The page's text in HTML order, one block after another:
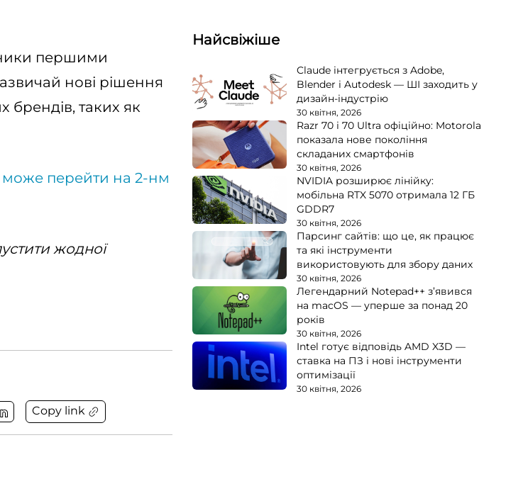
першими
нові рішення
брендів, таких як
перейти на 2-нм
жодної
Copy link
Найсвіжіше
Claude інтегрується з Adobe,
Blender і Autodesk — ШІ заходить у
дизайн-індустрію
30 квітня, 2026
Razr 70 і 70 Ultra офіційно: Motorola
показала нове покоління
складаних смартфонів
30 квітня, 2026
NVIDIA розширює лінійку:
мобільна RTX 5070 отримала 12 ГБ
GDDR7
30 квітня, 2026
Парсинг сайтів: що це, як працює
та які інструменти
використовують для збору даних
30 квітня, 2026
Легендарний Notepad++ з’явився
на macOS — уперше за понад 20
років
30 квітня, 2026
Intel готує відповідь AMD X3D —
ставка на ПЗ і нові інструменти
оптимізації
30 квітня, 2026